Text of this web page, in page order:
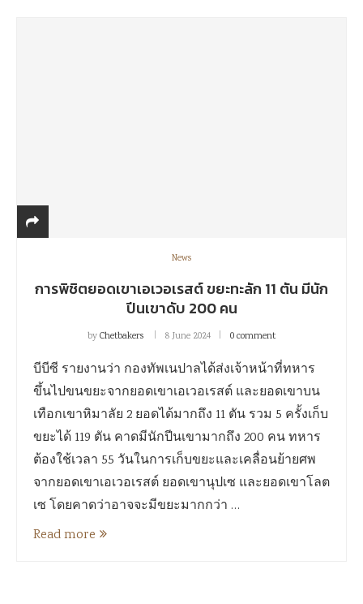
News
การพิชิตยอดเขาเอเวอเรสต์ ขยะทะลัก 11 ตัน มีนัก
ปีนเขาดับ 200 คน
byChetbakers 8 June 2024 0 comment
บีบีซี รายงานว่า กองทัพเนปาลได้ส่งเจ้าหน้าที่ทหาร
ขึ้นไปขนขยะจากยอดเขาเอเวอเรสต์ และยอดเขาบน
เทือกเขาหิมาลัย 2 ยอดได้มากถึง 11 ตัน รวม 5 ครั้งเก็บ
ขยะได้ 119 ตัน คาดมีนักปีนเขามากถึง 200 คน ทหาร
ต้องใช้เวลา 55 วันในการเก็บขยะและเคลื่อนย้ายศพ
จากยอดเขาเอเวอเรสต์ ยอดเขานุปเซ และยอดเขาโลต
เซ โดยคาดว่าอาจจะมีขยะมากกว่า …
Read more